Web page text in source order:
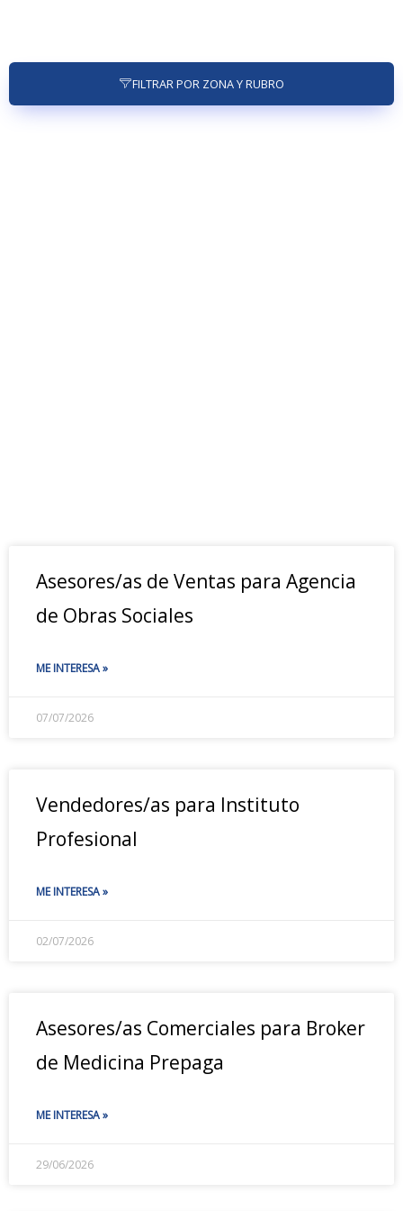
FILTRAR POR ZONA Y RUBRO
Asesores/as de Ventas para Agencia
de Obras Sociales
ME INTERESA »
07/07/2026
Vendedores/as para Instituto
Profesional
ME INTERESA »
02/07/2026
Asesores/as Comerciales para Broker
de Medicina Prepaga
ME INTERESA »
29/06/2026